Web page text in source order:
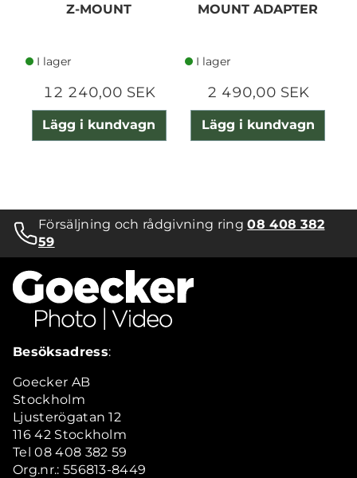
Z-MOUNT
I lager
12 240,00 SEK
Lägg i kundvagn
MOUNT ADAPTER
I lager
2 490,00 SEK
Lägg i kundvagn
Försäljning och rådgivning ring08 408 382
59
Besöksadress:
Goecker AB
Stockholm
Ljusterögatan 12
116 42 Stockholm
Tel 08 408 382 59
Org.nr.: 556813-8449